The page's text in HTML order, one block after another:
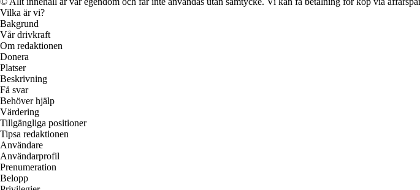
Vilka är vi?
Bakgrund
Vår drivkraft
Om redaktionen
Donera
Platser
Beskrivning
Få svar
Behöver hjälp
Värdering
Tillgängliga positioner
Tipsa redaktionen
Användare
Användarprofil
Prenumeration
Belopp